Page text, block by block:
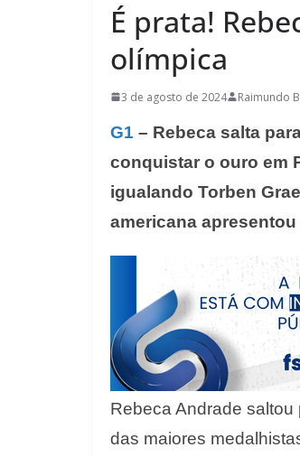
É prata!
olímpica
3 de agosto de 2024 Raimundo
G1 – Rebeca salta
conquistar o ouro em
igualando Torben
americana
Rebeca Andrade
das maiores